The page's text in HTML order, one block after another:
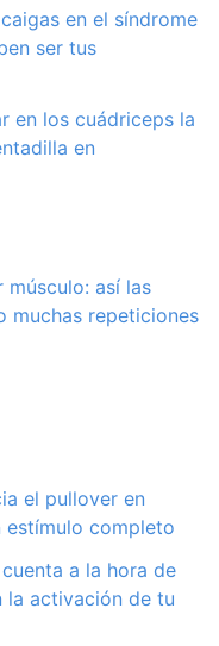
en el síndrome
ser tus
en los cuádriceps la
en
músculo: así las
muchas repeticiones
el pullover en
estímulo completo
a la hora de
la activación de tu